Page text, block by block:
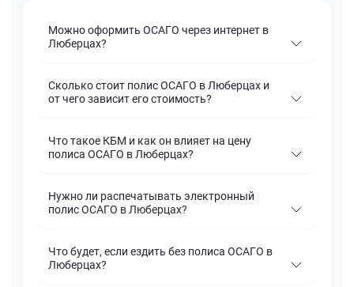
Можно оформить ОСАГО через интернет в
Люберцах?
Сколько стоит полис ОСАГО в Люберцах и
от чего зависит его стоимость?
Что такое КБМ и как он влияет на цену
полиса ОСАГО в Люберцах?
Нужно ли распечатывать электронный
полис ОСАГО в Люберцах?
Что будет, если ездить без полиса ОСАГО в
Люберцах?